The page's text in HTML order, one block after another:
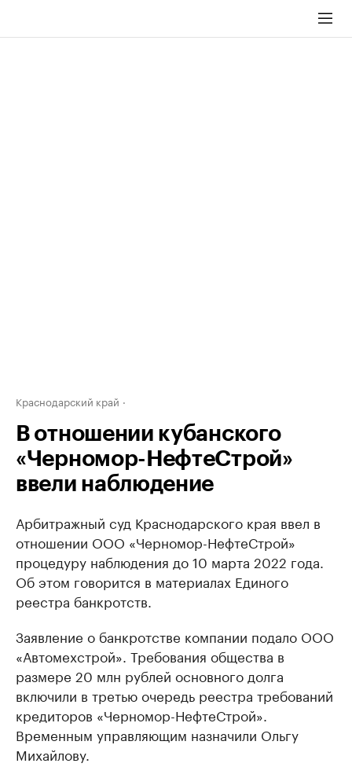
Краснодарский край
В отношении кубанского
«Черномор-НефтеСтрой»
ввели наблюдение
Арбитражный суд Краснодарского края ввел в
отношении ООО «Черномор-НефтеСтрой»
процедуру наблюдения до 10 марта 2022 года.
Об этом говорится в материалах Единого
реестра банкротств.
Заявление о банкротстве компании подало ООО
«Автомехстрой». Требования общества в
размере 20 млн рублей основного долга
включили в третью очередь реестра требований
кредиторов «Черномор-НефтеСтрой».
Временным управляющим назначили Ольгу
Михайлову.